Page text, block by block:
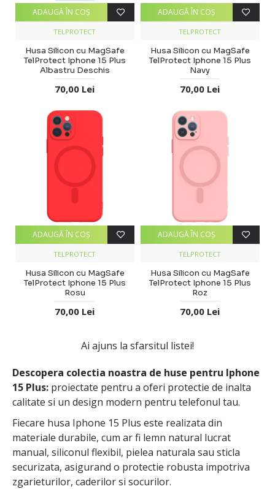
Descopera colectia noastra de huse pentru Iphone
15 Plus: proiectate pentru a oferi protectie de inalta
calitate si un design modern pentru telefonul tau.
Fiecare husa Iphone 15 Plus este realizata din
materiale durabile, cum ar fi lemn natural lucrat
manual, siliconul flexibil, pielea naturala sau sticla
securizata, asigurand o protectie robusta impotriva
zgarieturilor, caderilor si socurilor.
TELPROTECT
Husa Silicon cu MagSafe
TelProtect Iphone 15 Plus
Albastru Deschis
70,00 Lei
ADAUGĂ ÎN COŞ
TELPROTECT
Husa Silicon cu MagSafe
TelProtect Iphone 15 Plus
Navy
70,00 Lei
ADAUGĂ ÎN COŞ
TELPROTECT
Husa Silicon cu MagSafe
TelProtect Iphone 15 Plus
Rosu
70,00 Lei
ADAUGĂ ÎN COŞ
TELPROTECT
Husa Silicon cu MagSafe
TelProtect Iphone 15 Plus
Roz
70,00 Lei
ADAUGĂ ÎN COŞ
Ai ajuns la sfarsitul listei!